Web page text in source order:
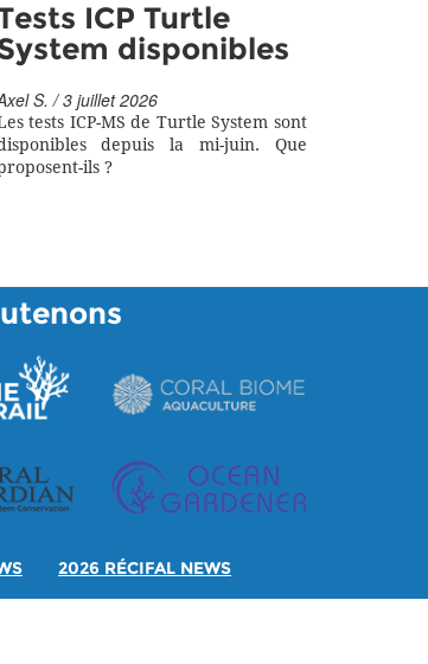
ICP Turtle
disponibles
S. / 3 juillet 2026
tests ICP-MS de Turtle System sont
depuis la mi-juin. Que
ils ?
2026 RÉCIFAL NEWS